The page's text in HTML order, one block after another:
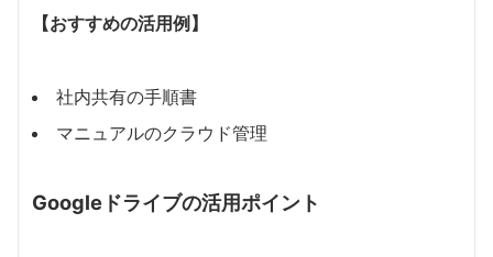
【おすすめの活用例】
社内共有の手順書
マニュアルのクラウド管理
Googleドライブの活用ポイント